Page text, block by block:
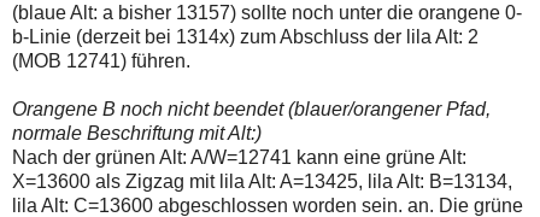
(blaue Alt: a bisher 13157) sollte noch unter die orangene 0-
b-Linie (derzeit bei 1314x) zum Abschluss der lila Alt: 2
(MOB 12741) führen.
Orangene B noch nicht beendet (blauer/orangener Pfad,
normale Beschriftung mit Alt:)
Nach der grünen Alt: A/W=12741 kann eine grüne Alt:
X=13600 als Zigzag mit lila Alt: A=13425, lila Alt: B=13134,
lila Alt: C=13600 abgeschlossen worden sein. an. Die grüne